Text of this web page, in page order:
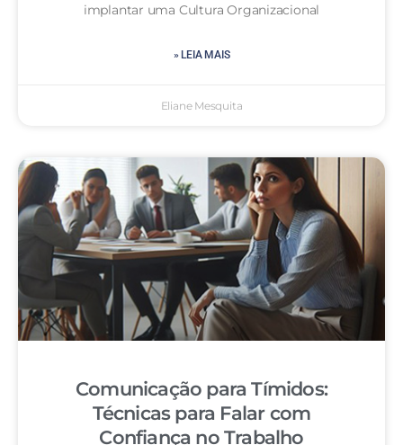
implantar uma Cultura Organizacional
» LEIA MAIS
Eliane Mesquita
Comunicação para Tímidos:
Técnicas para Falar com
Confiança no Trabalho